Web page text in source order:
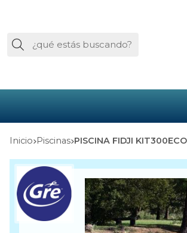
Buscar
Inicio piscinas PISCINA FIDJI